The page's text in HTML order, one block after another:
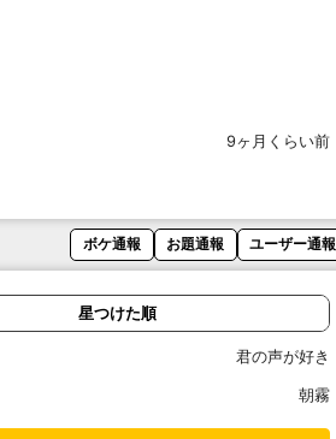
9ヶ月くらい前
ボケ通報 お題通報 ユーザー通報
星つけた順
君の声が好き
朝霧